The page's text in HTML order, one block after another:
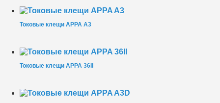
Токовые клещи APPA A3
Токовые клещи APPA 36II